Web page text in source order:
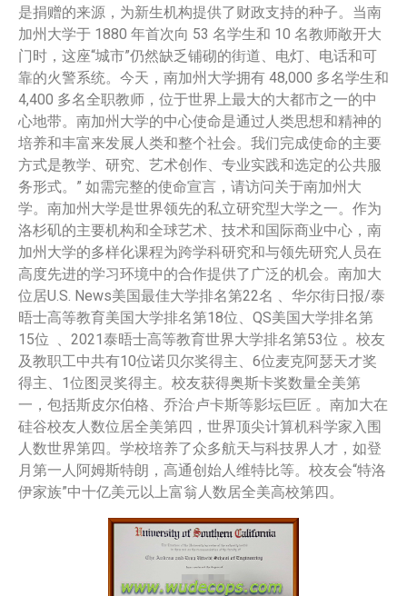
是捐赠的来源，为新生机构提供了财政支持的种子。当南
加州大学于 1880 年首次向 53 名学生和 10 名教师敞开大
门时，这座“城市”仍然缺乏铺砌的街道、电灯、电话和可
靠的火警系统。今天，南加州大学拥有 48,000 多名学生和
4,400 多名全职教师，位于世界上最大的大都市之一的中
心地带。南加州大学的中心使命是通过人类思想和精神的
培养和丰富来发展人类和整个社会。我们完成使命的主要
方式是教学、研究、艺术创作、专业实践和选定的公共服
务形式。” 如需完整的使命宣言，请访问关于南加州大
学。南加州大学是世界领先的私立研究型大学之一。作为
洛杉矶的主要机构和全球艺术、技术和国际商业中心，南
加州大学的多样化课程为跨学科研究和与领先研究人员在
高度先进的学习环境中的合作提供了广泛的机会。南加大
位居U.S. News美国最佳大学排名第22名 、华尔街日报/泰
晤士高等教育美国大学排名第18位、QS美国大学排名第
15位 、2021泰晤士高等教育世界大学排名第53位 。校友
及教职工中共有10位诺贝尔奖得主、6位麦克阿瑟天才奖
得主、1位图灵奖得主。校友获得奥斯卡奖数量全美第
一，包括斯皮尔伯格、乔治·卢卡斯等影坛巨匠 。南加大在
硅谷校友人数位居全美第四，世界顶尖计算机科学家入围
人数世界第四。学校培养了众多航天与科技界人才，如登
月第一人阿姆斯特朗，高通创始人维特比等。校友会“特洛
伊家族”中十亿美元以上富翁人数居全美高校第四。